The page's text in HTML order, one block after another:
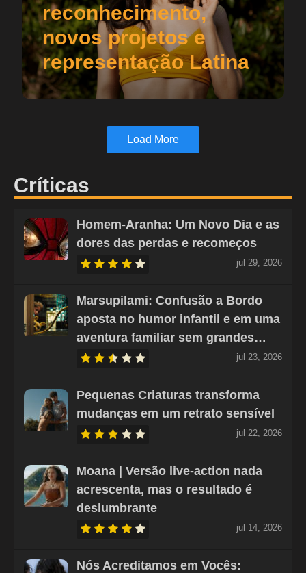
reconhecimento,
novos projetos e
representação Latina
Load More
Críticas
Homem-Aranha: Um Novo Dia e as
dores das perdas e recomeços
jul 29, 2026
Marsupilami: Confusão a Bordo
aposta no humor infantil e em uma
aventura familiar sem grandes…
jul 23, 2026
Pequenas Criaturas transforma
mudanças em um retrato sensível
jul 22, 2026
Moana | Versão live-action nada
acrescenta, mas o resultado é
deslumbrante
jul 14, 2026
Nós Acreditamos em Vocês: